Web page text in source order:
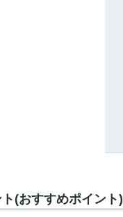
(おすすめポイント)